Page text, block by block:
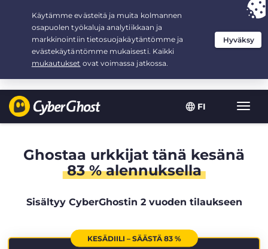
FI
Your choice:The Best Dealfor 2.1666666666667-years at $
/month
Ghostaa urkkijat tänä kesänä
83 % alennuksella
Sisältyy CyberGhostin 2 vuoden tilaukseen
KESÄDIILI – SÄÄSTÄ 83 %